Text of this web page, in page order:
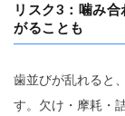
リスク3：噛み
がることも
歯並びが乱れると
す。欠け・摩耗・